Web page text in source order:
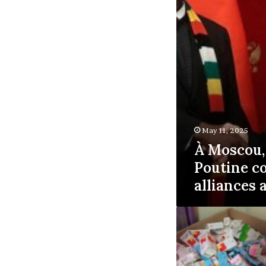
ses
alliances
africaines
May 11, 2025
À
Poutine
alliances
ministère
de
la
Santé